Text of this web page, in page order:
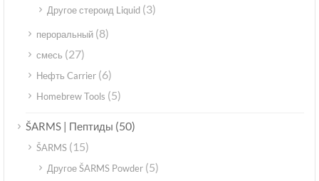
Другое стероид Liquid (3)
пероральный (8)
смесь (27)
Нефть Carrier (6)
Homebrew Tools (5)
ŠARMS | Пептиды (50)
ŠARMS (15)
Другое ŠARMS Powder (5)